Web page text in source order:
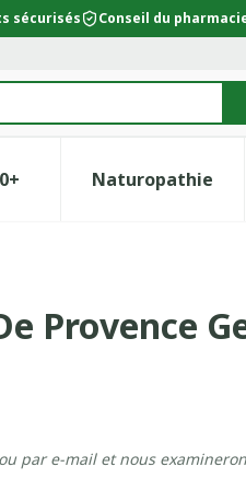
sécurisés Conseil du
alimentation & vitamines
la catégorie Grossesse
le sous-menu pour la
Naturopathie
Afficher
100ml
Provence
par e-mail et nous